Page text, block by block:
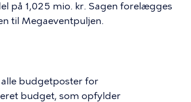
på 1,025 mio. kr. Sagen forelægges
til Megaeventpuljen.
alle budgetposter for
budget, som opfylder